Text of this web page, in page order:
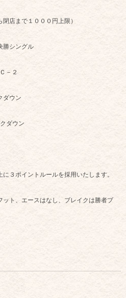
店まで１０００円上限）
シングル
－２
ダウン
ダウン
３ポイントルールを採用いたします。
ト、エースはなし、ブレイクは勝者ブ